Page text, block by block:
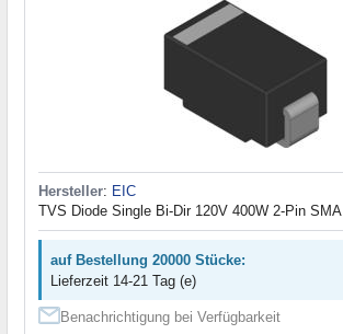
Hersteller: EIC
TVS Diode Single Bi-Dir 120V 400W 2-Pin SMA
auf Bestellung 20000 Stücke:
Lieferzeit 14-21 Tag (e)
Benachrichtigung bei Verfügbarkeit